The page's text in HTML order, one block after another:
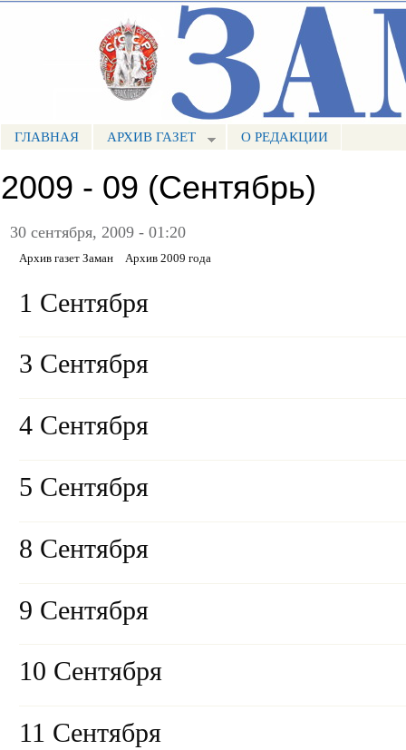
Портал СМИ КБР
МЕНЮ ЗАМАН
ГЛАВНАЯ АРХИВ ГАЗЕТ О РЕДАКЦИИ
2009 - 09 (Сентябрь)
30 сентября, 2009 - 01:20
Архив газет Заман Архив 2009 года
1 Сентября
3 Сентября
4 Сентября
5 Сентября
8 Сентября
9 Сентября
10 Сентября
11 Сентября